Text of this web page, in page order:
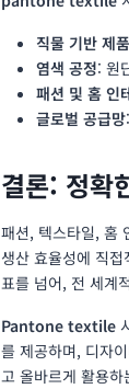
직물 기반 제품
염색 공정: 원
패션 및 홈 인
글로벌 공급망
결론: 정확
패션, 텍스타일, 홈
생산 효율성에 직
표를 넘어, 전 세계
Pantone textile
를 제공하며, 디자
고 올바르게 활용